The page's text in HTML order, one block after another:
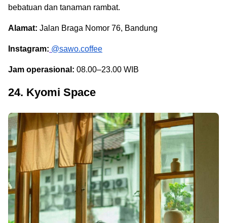
bebatuan dan tanaman rambat.
Alamat: Jalan Braga Nomor 76, Bandung
Instagram: @sawo.coffee
Jam operasional: 08.00–23.00 WIB
24. Kyomi Space